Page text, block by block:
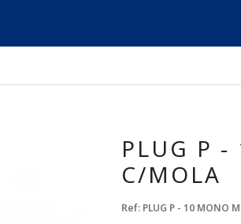
PLUG P -
C/MOLA
Ref: PLUG P - 10 MONO